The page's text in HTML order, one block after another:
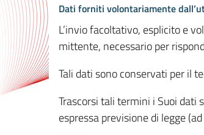
Dati forniti volontariamente
L’invio facoltativo, esplicito e
mittente, necessario per
Tali dati sono conservati per il
Trascorsi tali termini i Suoi dati
espressa previsione di legge